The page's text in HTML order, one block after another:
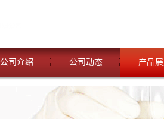
公司介绍 公司动态 产品